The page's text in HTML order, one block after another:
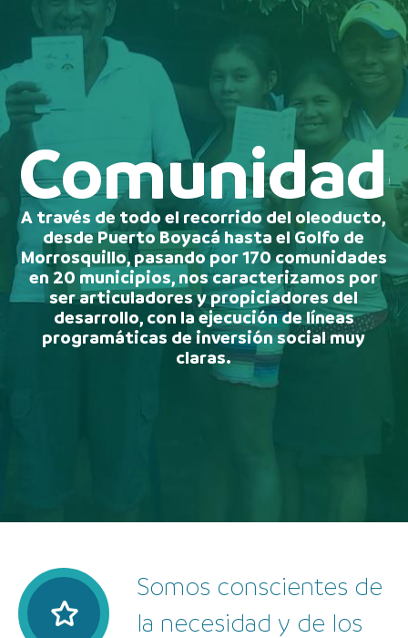
A través de todo el recorrido del oleoducto,
desde Puerto Boyacá hasta el Golfo de
Morrosquillo, pasando por 170 comunidades
en 20 municipios, nos caracterizamos por
ser articuladores y propiciadores del
desarrollo, con la ejecución de líneas
programáticas de inversión social muy
claras.
Somos conscientes de
la necesidad y de los